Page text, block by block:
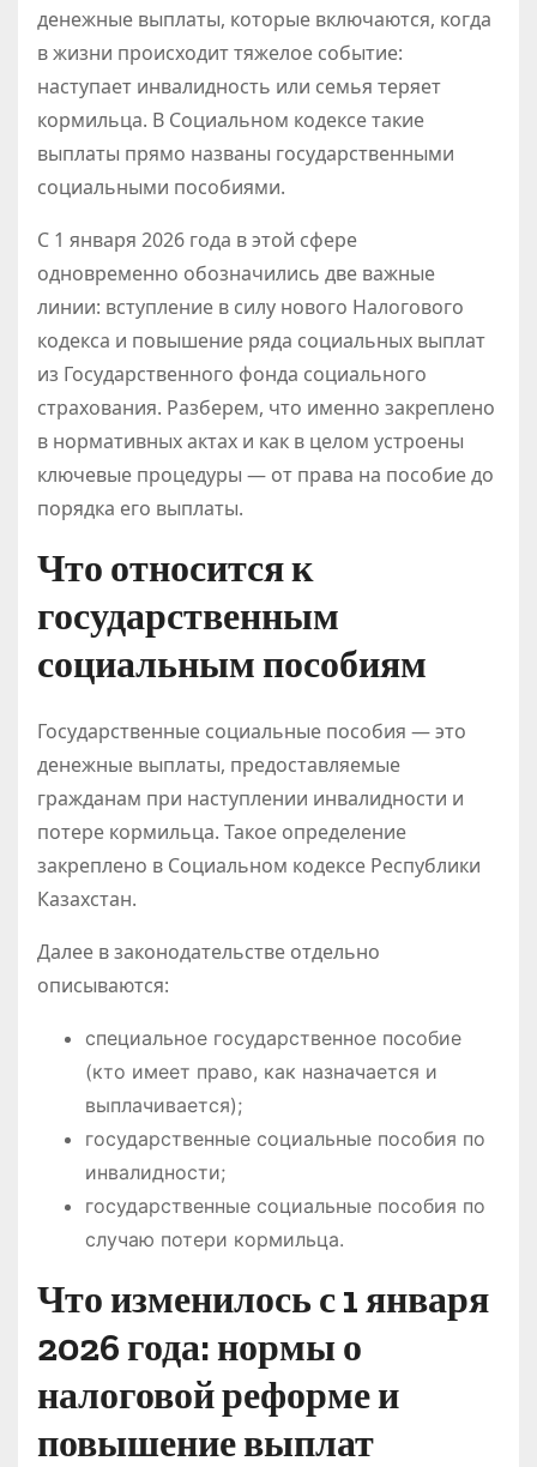
денежные выплаты, которые включаются, когда
в жизни происходит тяжелое событие:
наступает инвалидность или семья теряет
кормильца. В Социальном кодексе такие
выплаты прямо названы государственными
социальными пособиями.
С 1 января 2026 года в этой сфере
одновременно обозначились две важные
линии: вступление в силу нового Налогового
кодекса и повышение ряда социальных выплат
из Государственного фонда социального
страхования. Разберем, что именно закреплено
в нормативных актах и как в целом устроены
ключевые процедуры — от права на пособие до
порядка его выплаты.
Что относится к
государственным
социальным пособиям
Государственные социальные пособия — это
денежные выплаты, предоставляемые
гражданам при наступлении инвалидности и
потере кормильца. Такое определение
закреплено в Социальном кодексе Республики
Казахстан.
Далее в законодательстве отдельно
описываются:
специальное государственное пособие
(кто имеет право, как назначается и
выплачивается);
государственные социальные пособия по
инвалидности;
государственные социальные пособия по
случаю потери кормильца.
Что изменилось с 1 января
2026 года: нормы о
налоговой реформе и
повышение выплат